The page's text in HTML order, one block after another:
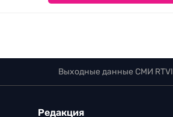
Выходные данные СМИ RTVI
Редакция